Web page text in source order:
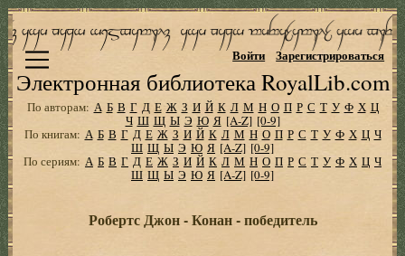
Электронная библиотека RoyalLib.com
Войти Зарегистрироваться
По авторам: А Б В Г Д Е Ж З И Й К Л М Н О П Р С Т У Ф Х Ц
Ч Ш Щ Ы Э Ю Я [A-Z] [0-9]
По книгам: А Б В Г Д Е Ж З И Й К Л М Н О П Р С Т У Ф Х Ц Ч
Ш Щ Ы Э Ю Я [A-Z] [0-9]
По сериям: А Б В Г Д Е Ж З И Й К Л М Н О П Р С Т У Ф Х Ц Ч
Ш Щ Ы Э Ю Я [A-Z] [0-9]
Робертс Джон - Конан - победитель